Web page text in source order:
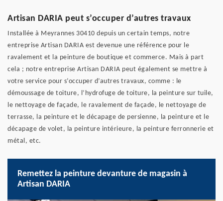
Artisan DARIA peut s’occuper d’autres travaux
Installée à Meyrannes 30410 depuis un certain temps, notre
entreprise Artisan DARIA est devenue une référence pour le
ravalement et la peinture de boutique et commerce. Mais à part
cela ; notre entreprise Artisan DARIA peut également se mettre à
votre service pour s’occuper d’autres travaux, comme : le
démoussage de toiture, l’hydrofuge de toiture, la peinture sur tuile,
le nettoyage de façade, le ravalement de façade, le nettoyage de
terrasse, la peinture et le décapage de persienne, la peinture et le
décapage de volet, la peinture intérieure, la peinture ferronnerie et
métal, etc.
Remettez la peinture devanture de magasin à
Artisan DARIA